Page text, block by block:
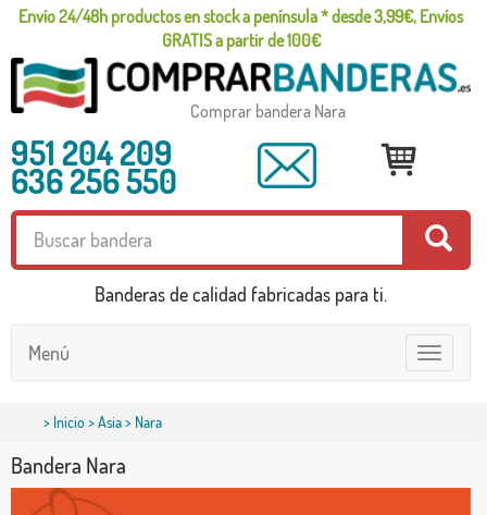
Envío 24/48h productos en stock a península * desde 3,99€, Envíos
GRATIS a partir de 100€
Comprar bandera Nara
951 204 209
636 256 550
Banderas de calidad fabricadas para ti.
Toggle
navigation
Menú
> Inicio>Asia> Nara
Bandera Nara